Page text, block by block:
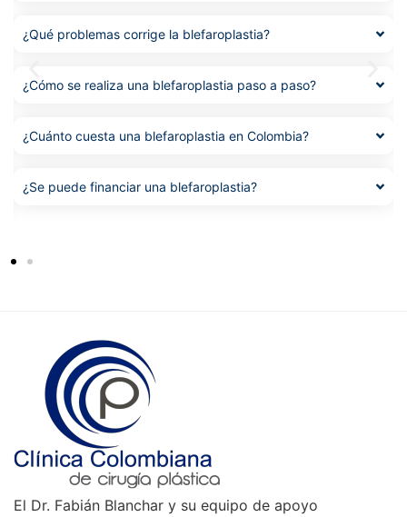
¿Qué problemas corrige la blefaroplastia?
¿Cómo se realiza una blefaroplastia paso a paso?
¿Cuánto cuesta una blefaroplastia en Colombia?
¿Se puede financiar una blefaroplastia?
El Dr. Fabián Blanchar y su equipo de apoyo